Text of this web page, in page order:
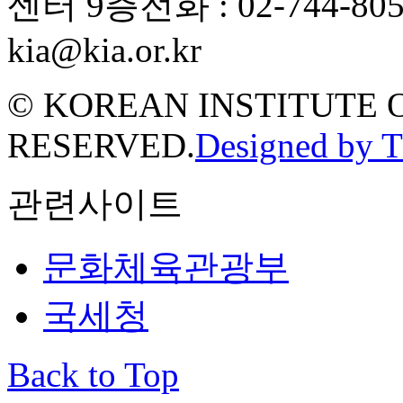
kia@kia.or.kr
© KOREAN INSTITUTE
RESERVED.Designed by
관련사이트
문화체육관광부
국세청
Back to Top